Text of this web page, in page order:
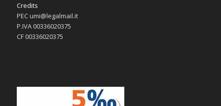
Credits
PEC umi@legalmail.it
P.IVA 00336020375
CF 00336020375